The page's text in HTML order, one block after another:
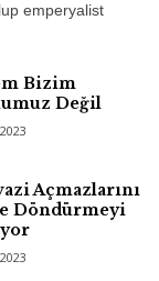
emperyalist
Bizim
Değil
Açmazlarını
Döndürmeyi